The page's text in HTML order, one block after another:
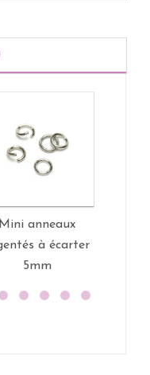
Mini anneaux
à écarter
5mm